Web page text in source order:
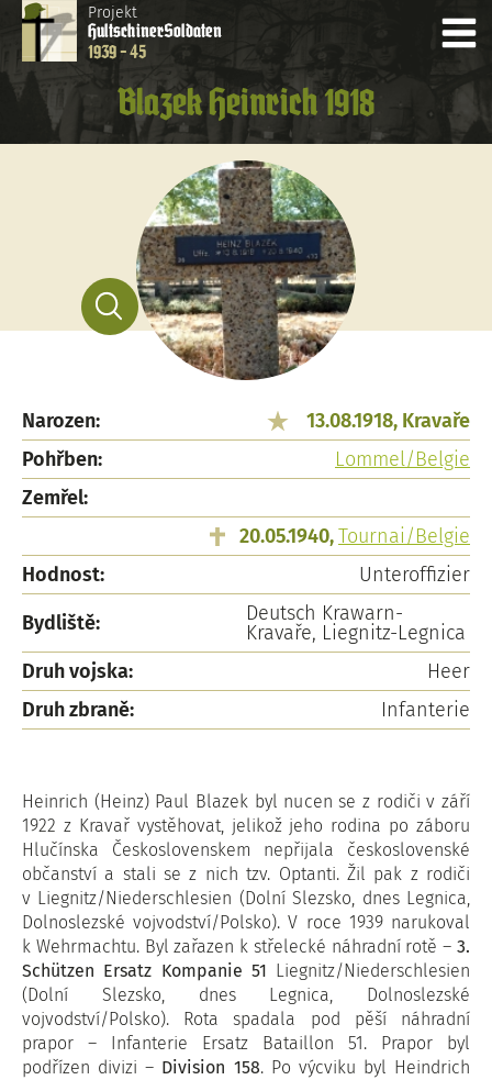
Projekt
HultschinerSoldaten
1939 - 45
Blazek Heinrich 1918
Narozen:
13.08.1918, Kravaře
Pohřben:
Lommel/Belgie
Zemřel:
20.05.1940,Tournai/Belgie
Hodnost:
Unteroffizier
Bydliště:
Deutsch Krawarn-
Kravaře, Liegnitz-Legnica
Druh vojska:
Heer
Druh zbraně:
Infanterie
Heinrich (Heinz) Paul Blazek byl nucen se z rodiči v září
1922 z Kravař vystěhovat, jelikož jeho rodina po záboru
Hlučínska Československem nepřijala československé
občanství a stali se z nich tzv. Optanti. Žil pak z rodiči
v Liegnitz/Niederschlesien (Dolní Slezsko, dnes Legnica,
Dolnoslezské vojvodství/Polsko). V roce 1939 narukoval
k Wehrmachtu. Byl zařazen k střelecké náhradní rotě – 3.
Schützen Ersatz Kompanie 51 Liegnitz/Niederschlesien
(Dolní Slezsko, dnes Legnica, Dolnoslezské
vojvodství/Polsko). Rota spadala pod pěší náhradní
prapor – Infanterie Ersatz Bataillon 51. Prapor byl
podřízen divizi – Division 158. Po výcviku byl Heindrich